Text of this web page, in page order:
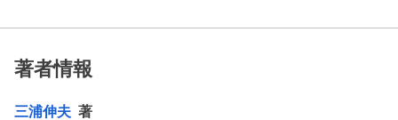
著者情報
三浦伸夫 著